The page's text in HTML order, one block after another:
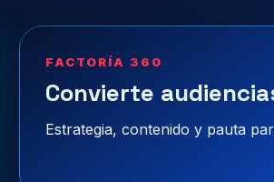
FACTORÍA 360
Convierte
Estrategia, contenido y pauta